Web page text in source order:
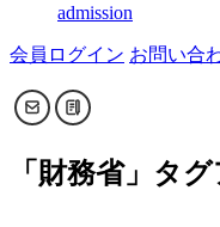
admission
会員ログイン お問い合
「 財務省」タ